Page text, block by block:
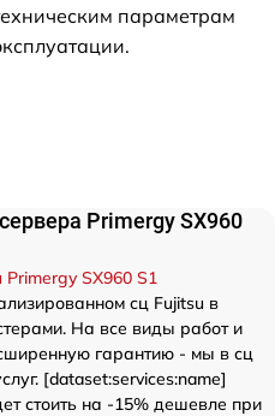
параметрам
Primergy SX960
SX960 S1
сц Fujitsu в
На все виды работ и
гарантию - мы в сц
[dataset:services:name]
стоить на -15% дешевле при